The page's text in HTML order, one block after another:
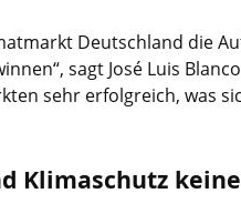
Deutschland die
sagt José Luis
sehr erfolgreich, was
Klimaschutz